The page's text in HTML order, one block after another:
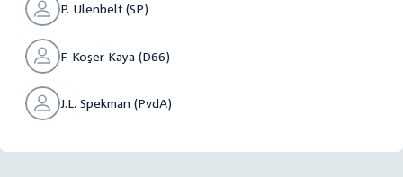
P. Ulenbelt (SP)
F. Koşer Kaya (D66)
J.L. Spekman (PvdA)